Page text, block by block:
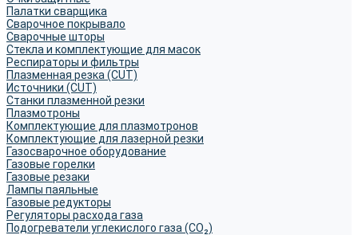
Палатки сварщика
Сварочное покрывало
Сварочные шторы
Стекла и комплектующие для масок
Респираторы и фильтры
Плазменная резка (CUT)
Источники (CUT)
Станки плазменной резки
Плазмотроны
Комплектующие для плазмотронов
Комплектующие для лазерной резки
Газосварочное оборудование
Газовые горелки
Газовые резаки
Лампы паяльные
Газовые редукторы
Регуляторы расхода газа
Подогреватели углекислого газа (CO₂)